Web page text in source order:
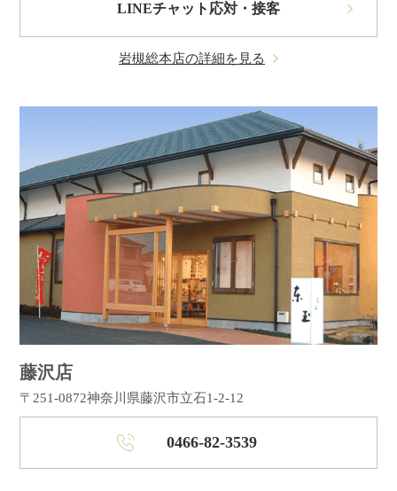
LINEチャット応対・接客
岩槻総本店の詳細を見る
藤沢店
〒251-0872神奈川県藤沢市立石1-2-12
0466-82-3539